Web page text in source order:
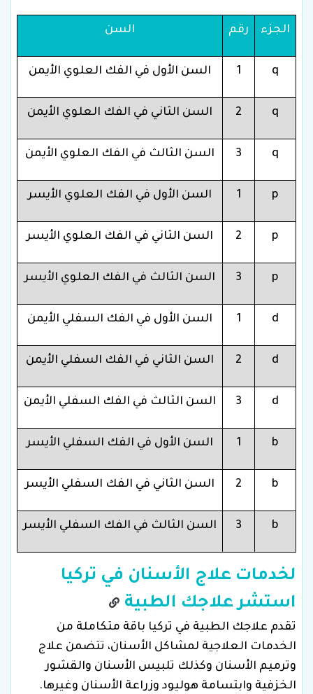
الجزء رقم السن
q
1 السن الأول في الفك العلوي الأيمن
q
2 السن الثاني في الفك العلوي الأيمن
q
3 السن الثالث في الفك العلوي الأيمن
p
1 السن الأول في الفك العلوي الأيسر
p
2 السن الثاني في الفك العلوي الأيسر
p
3 السن الثالث في الفك العلوي الأيسر
d
1 السن الأول في الفك السفلي الأيمن
d
2 السن الثاني في الفك السفلي الأيمن
d
3 السن الثالث في الفك السفلي الأيمن
b
1 السن الأول في الفك السفلي الأيسر
b
2 السن الثاني في الفك السفلي الأيسر
b
3 السن الثالث في الفك السفلي الأيسر
لخدمات علاج الأسنان في تركيا
استشر علاجك الطبية
تقدم علاجك الطبية في تركيا باقة متكاملة من
الخدمات العلاجية لمشاكل الأسنان، تتضمن علاج
وترميم الأسنان وكذلك تلبيس الأسنان والقشور
الخزفية وابتسامة هوليود وزراعة الأسنان وغيرها.